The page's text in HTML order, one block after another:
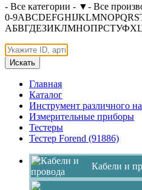
- Все категории - ▼- Все
0-9ABCDEFGHIJKLMNOPQRS
АБВГДЕЗИКЛМНОПРСТУФХ
Искать
Главная
Каталог
Инструмент различного
Измерительные приборы
Тестеры
Тестер Forend (91886)
Кабели и